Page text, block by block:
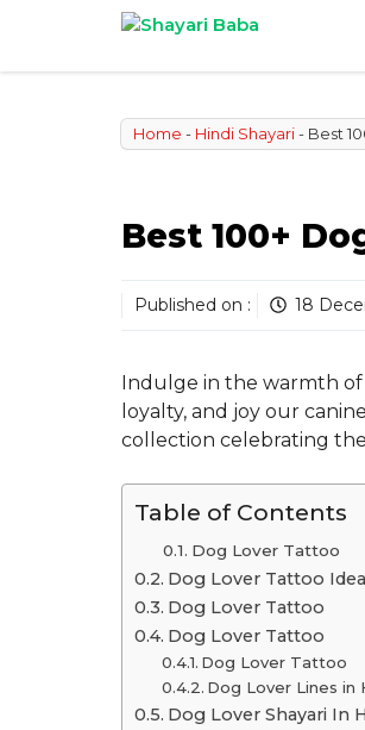
content
Home - Hindi Shayari- Best
Best 100+
Published on : 18
Indulge in the warmth of
loyalty, and joy our
collection celebrating
Table of Contents
Dog Lover Tattoo
Dog Lover Tattoo
Dog Lover Tattoo
Dog Lover Tattoo
Dog Lover Tattoo
Dog Lover Lines in
Dog Lover Shayari In